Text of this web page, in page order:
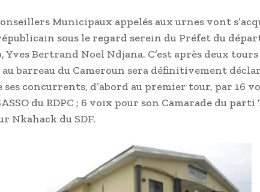
Municipaux appelés aux urnes vont
sous le regard serein du Préfet du
Yves Bertrand Noel Ndjana. C’est après deux
au barreau du Cameroun sera définitivement
ses concurrents, d’abord au premier tour, par 16
du RDPC ; 6 voix pour son Camarade du
Nkahack du SDF.